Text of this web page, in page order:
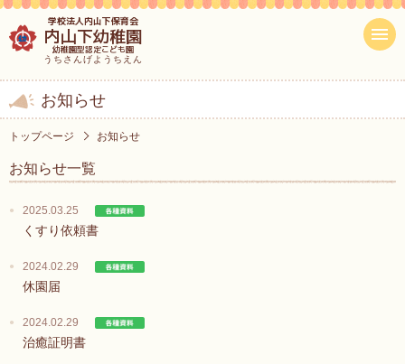
学校法人内山下保育会
内山下幼稚園
幼稚園型認定こども園
うちさんげようちえん
お知らせ
トップページ お知らせ
お知らせ一覧
2025.03.25
くすり依頼書
2024.02.29
休園届
2024.02.29
治癒証明書